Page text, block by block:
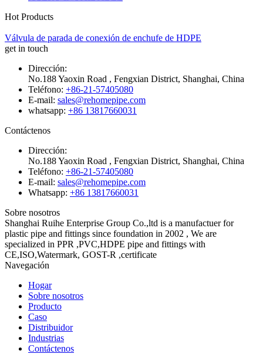
Hot Products
Válvula de parada de conexión de enchufe de HDPE
get in touch
Dirección:
No.188 Yaoxin Road , Fengxian District, Shanghai, China
Teléfono: +86-21-57405080
E-mail: sales@rehomepipe.com
whatsapp: +86 13817660031
Contáctenos
Dirección:
No.188 Yaoxin Road , Fengxian District, Shanghai, China
Teléfono: +86-21-57405080
E-mail: sales@rehomepipe.com
Whatsapp: +86 13817660031
Sobre nosotros
Shanghai Ruihe Enterprise Group Co.,ltd is a manufactuer for
plastic pipe and fittings since foundation in 2002 , We are
specialized in PPR ,PVC,HDPE pipe and fittings with
CE,ISO,Watermark, GOST-R ,certificate
Navegación
Hogar
Sobre nosotros
Producto
Caso
Distribuidor
Industrias
Contáctenos